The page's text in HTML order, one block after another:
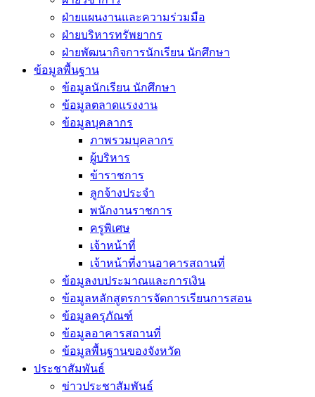
ฝ่ายแผนงานและความร่วมมือ
ฝ่ายบริหารทรัพยากร
ฝ่ายพัฒนากิจการนักเรียน นักศึกษา
ข้อมูลพื้นฐาน
ข้อมูลนักเรียน นักศึกษา
ข้อมูลตลาดแรงงาน
ข้อมูลบุคลากร
ภาพรวมบุคลากร
ผู้บริหาร
ข้าราชการ
ลูกจ้างประจำ
พนักงานราชการ
ครูพิเศษ
เจ้าหน้าที่
เจ้าหน้าที่งานอาคารสถานที่
ข้อมูลงบประมาณและการเงิน
ข้อมูลหลักสูตรการจัดการเรียนการสอน
ข้อมูลครุภัณฑ์
ข้อมูลอาคารสถานที่
ข้อมูลพื้นฐานของจังหวัด
ประชาสัมพันธ์
ข่าวประชาสัมพันธ์